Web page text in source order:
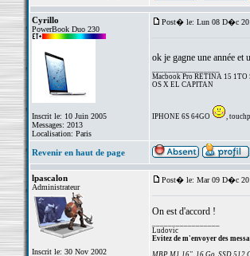
Cyrillo
PowerBook Duo 230
Inscrit le: 10 Juin 2005
Messages: 2013
Localisation: Paris
Post� le: Lun 08 D�c
ok je gagne une année et
Macbook Pro RETINA 15 1TO
OS X EL CAPITAN
IPHONE 6S 64GO ,
Revenir en haut de page
lpascalon
Administrateur
Inscrit le: 30 Nov 2002
Post� le: Mar 09 D�c
On est d'accord !
Ludovic
Evitez de m'envoyer des
MBP M1 16", 16 Go, SSD 512